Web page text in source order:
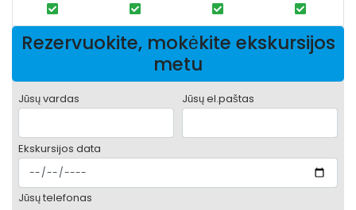
Rezervuokite, mokėkite ekskursijos
metu
Jūsų vardas Jūsų el.paštas
Ekskursijos data
Jūsų telefonas